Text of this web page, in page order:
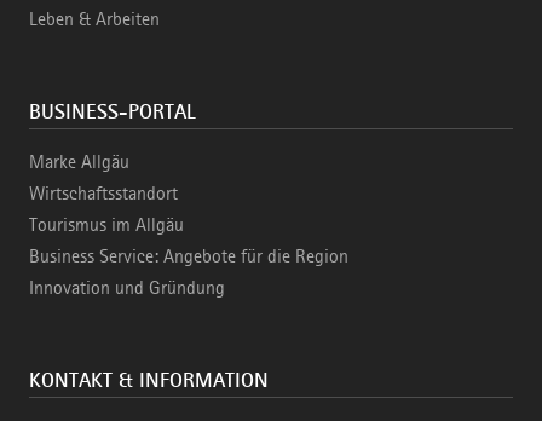
Leben & Arbeiten
BUSINESS-PORTAL
Marke Allgäu
Wirtschaftsstandort
Tourismus im Allgäu
Business Service: Angebote für die Region
Innovation und Gründung
KONTAKT & INFORMATION